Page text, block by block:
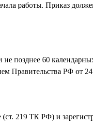
работы. Приказ
позднее 60
Правительства РФ от
219 ТК РФ) и